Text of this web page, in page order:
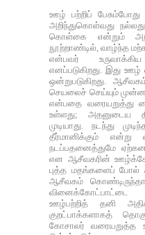
ஊழ் பற்றிப் பேசும்போது
அறிந்துகொள்வது
கொள்கை என்றும்
நூற்றாண்டில், வாழ்ந்த
என்பவர்
எனப்படுகிறது. இது
ஒன்றுபடுகிறது.
செயலைச் செய்யும்
என்பதை வரையறுத்து
உள்ளது; அதனுடைய
முடியாது. நடந்து
தீர்மானிக்கும்
நடப்பதனைத்துமே
என ஆசீவகரின்
புத்த மதங்களைப் போல்
ஆசீவகம்
ஊழ்பற்றித் தனி
குறட்பாக்களாகத்
கோசாலர்